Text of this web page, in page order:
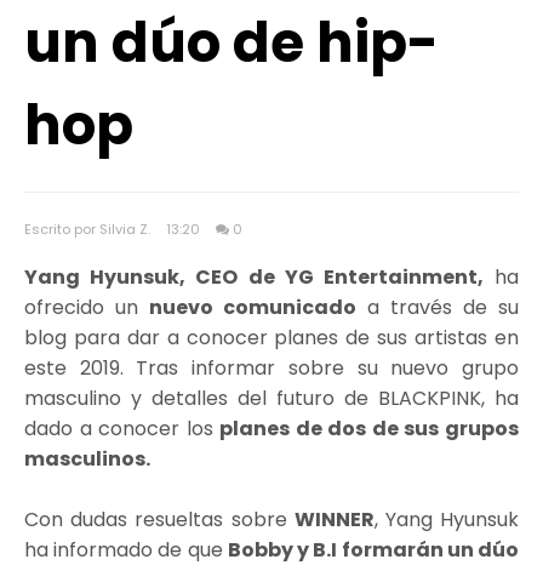
un dúo de hip-
hop
Escrito por Silvia Z. 13:20 0
Yang Hyunsuk, CEO de YG Entertainment, ha
ofrecido un nuevo comunicado a través de su
blog para dar a conocer planes de sus artistas en
este 2019. Tras informar sobre su nuevo grupo
masculino y detalles del futuro de BLACKPINK, ha
dado a conocer los planes de dos de sus grupos
masculinos.
Con dudas resueltas sobre WINNER, Yang Hyunsuk
ha informado de que Bobby y B.I formarán un dúo